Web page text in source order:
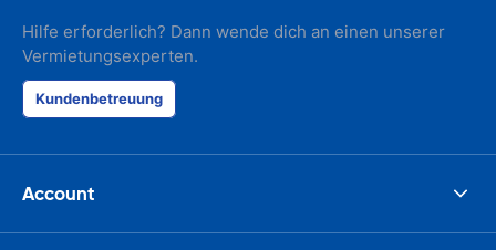
Hilfe erforderlich? Dann wende dich an einen unserer
Vermietungsexperten.
Kundenbetreuung
Account